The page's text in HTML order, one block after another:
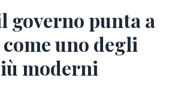
governo punta a
uno degli
moderni